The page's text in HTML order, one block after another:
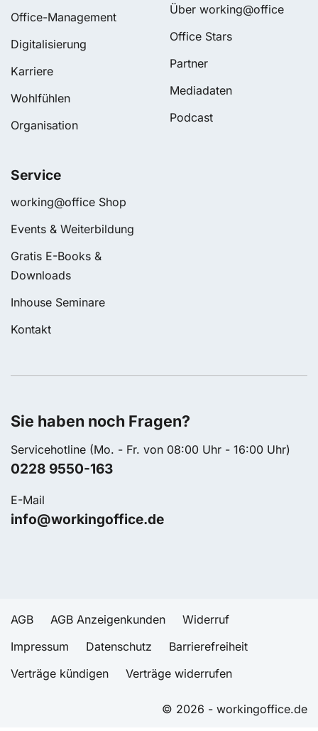
Office-Management
Digitalisierung
Karriere
Wohlfühlen
Organisation
Über working@office
Office Stars
Partner
Mediadaten
Podcast
Service
working@office Shop
Events & Weiterbildung
Gratis E-Books &
Downloads
Inhouse Seminare
Kontakt
Sie haben noch Fragen?
Servicehotline (Mo. - Fr. von 08:00 Uhr - 16:00 Uhr)
0228 9550-163
E-Mail
info@workingoffice.de
AGB AGB Anzeigenkunden
Widerruf
Impressum
Datenschutz
Barrierefreiheit
Verträge kündigen
Verträge widerrufen
© 2026 - workingoffice.de